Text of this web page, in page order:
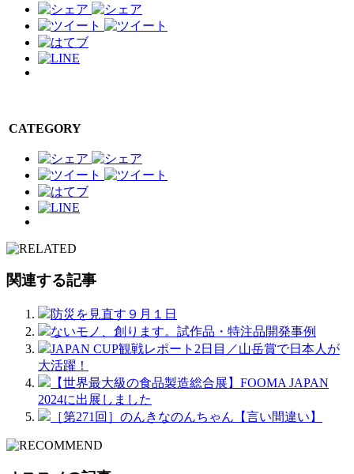
CATEGORY
関連する記事
防災を見直す９月１日
ないモノ、創ります。試作品・特注品開発事例
JAPAN CUP観戦レポート2日目／山岳賞で日本人が
大活躍！
【世界最大級の食品製造総合展】FOOMA JAPAN
2024に出展しました
［第271回］のんきなのんちゃん【言い間違い】